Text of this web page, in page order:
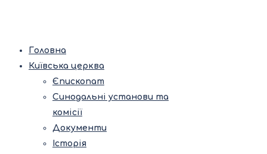
Головна
Київська церква
Єпископат
Синодальні установи та
комісії
Документи
Історія